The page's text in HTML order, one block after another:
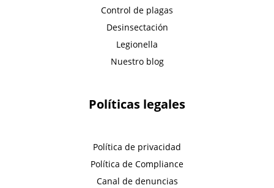
Control de plagas
Desinsectación
Legionella
Nuestro blog
Políticas legales
Política de privacidad
Política de Compliance
Canal de denuncias